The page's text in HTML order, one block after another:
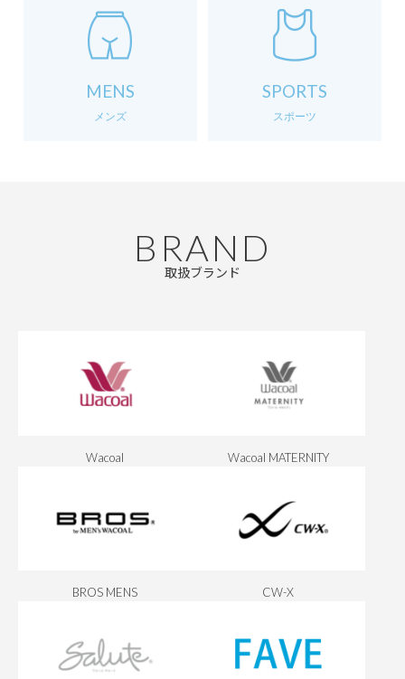
MENS
メンズ
SPORTS
スポーツ
BRAND
取扱ブランド
Wacoal Wacoal MATERNITY
BROS MENS CW-X